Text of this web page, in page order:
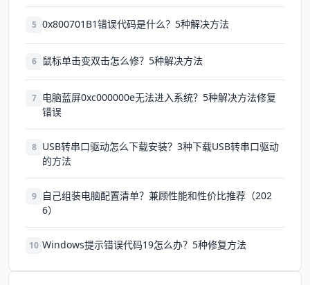
5 0x800701B1错误代码是什么？5种解决方法
6 鼠标单击变双击怎么修？5种解决方法
7 电脑蓝屏0xc000000e无法进入系统？5种解决方法修复
错误
8 USB转串口驱动怎么下载安装？3种下载USB转串口驱动
的方法
9
自己组装电脑配置清单？兼顾性能和性价比推荐（202
6）
10 Windows提示错误代码19怎么办？5种修复方法